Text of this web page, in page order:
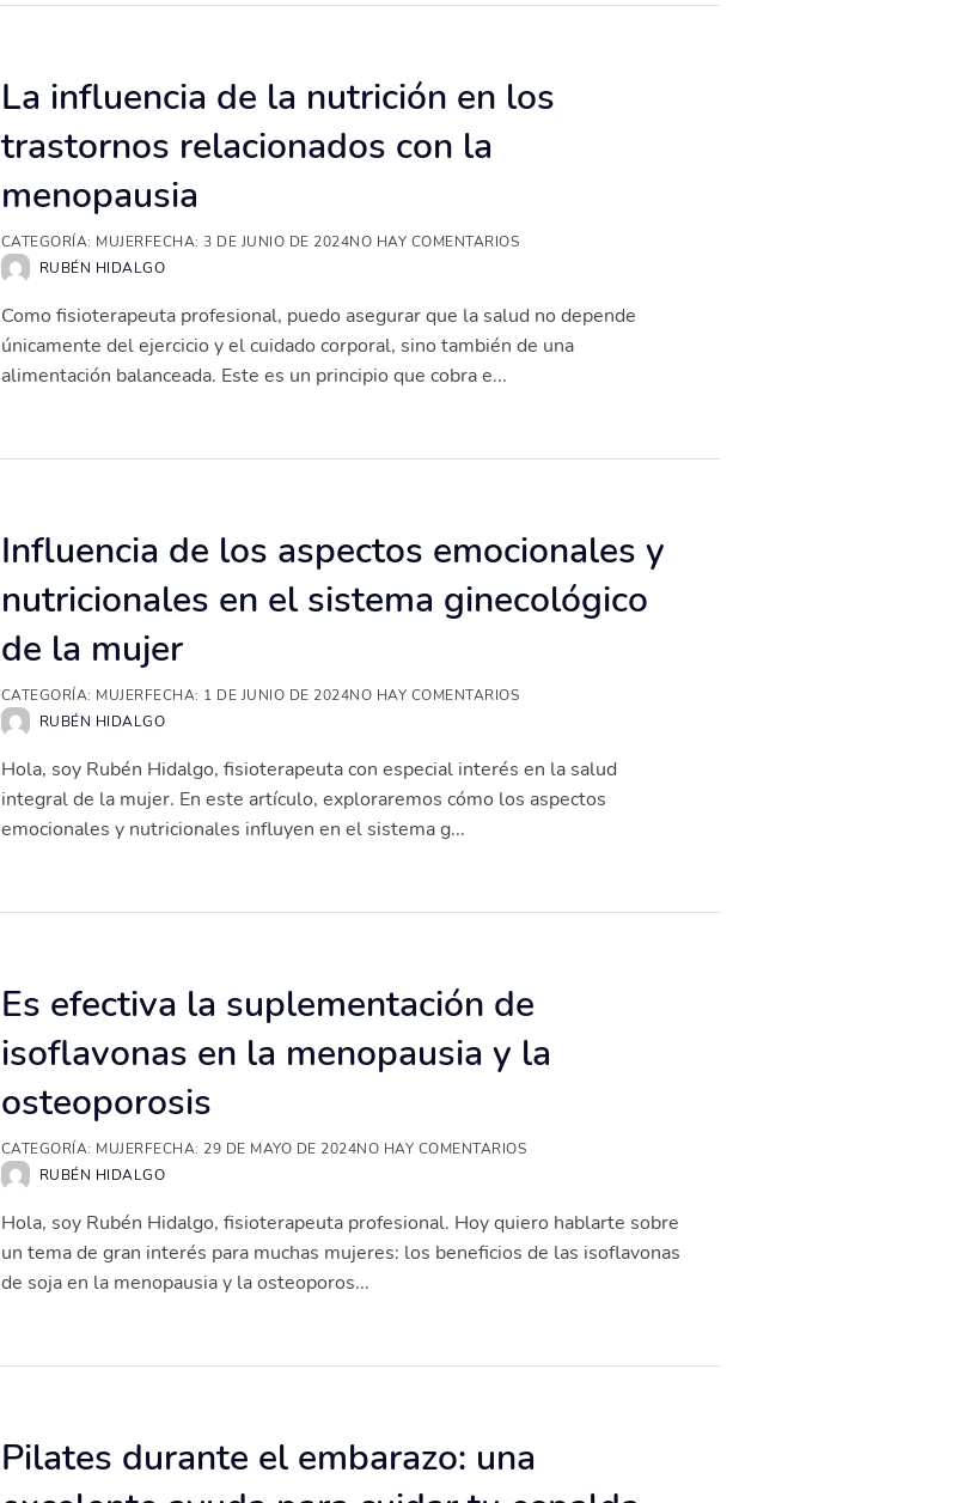
La influencia de la nutrición en los
trastornos relacionados con la
menopausia
CATEGORÍA: MUJERFECHA:3 DE JUNIO DE 2024NO HAY COMENTARIOS
RUBÉN HIDALGO
Como fisioterapeuta profesional, puedo asegurar que la salud no depende
únicamente del ejercicio y el cuidado corporal, sino también de una
alimentación balanceada. Este es un principio que cobra e...
Influencia de los aspectos emocionales y
nutricionales en el sistema ginecológico
de la mujer
CATEGORÍA: MUJERFECHA: 1 DE JUNIO DE 2024NO HAY COMENTARIOS
RUBÉN HIDALGO
Hola, soy Rubén Hidalgo, fisioterapeuta con especial interés en la salud
integral de la mujer. En este artículo, exploraremos cómo los aspectos
emocionales y nutricionales influyen en el sistema g...
Es efectiva la suplementación de
isoflavonas en la menopausia y la
osteoporosis
CATEGORÍA: MUJERFECHA: 29 DE MAYO DE 2024NO HAY COMENTARIOS
RUBÉN HIDALGO
Hola, soy Rubén Hidalgo, fisioterapeuta profesional. Hoy quiero hablarte sobre
un tema de gran interés para muchas mujeres: los beneficios de las isoflavonas
de soja en la menopausia y la osteoporos...
Pilates durante el embarazo: una